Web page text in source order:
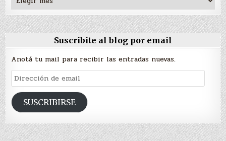
Suscribite al blog por email
Anotá tu mail para recibir las entradas nuevas.
Dirección
de
emailSUSCRIBIRSE